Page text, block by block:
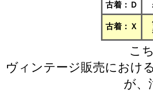
古着：Ｄ
古着：Ｘ
こ
ヴィンテージ販売におけ
が、